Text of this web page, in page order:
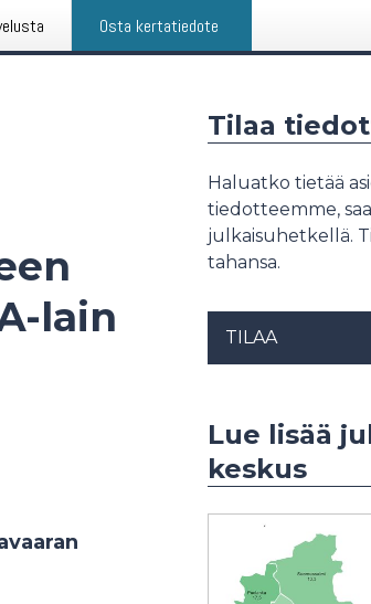
Osta kertatiedote
lain
Tilaa
Haluatko tietää
tiedotteemme,
julkaisuhetkellä.
tahansa.
TILAA
Lue lisää
keskus